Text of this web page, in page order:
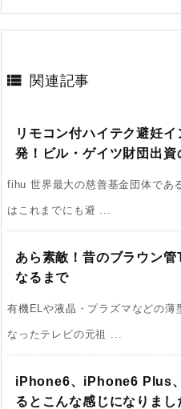
 関連記事
リモコン付ハイテク避妊
発！ビル・ゲイツ財団出資
fihu 世界最大の慈善基金団体であ
はこれまでにも避 ...
あら素敵！昔のブラウン
なるまで
有機ELや液晶・プラズマなどの薄
なったテレビの元祖 ...
iPhone6、iPhone6 Plus
るとこんな感じになりまし